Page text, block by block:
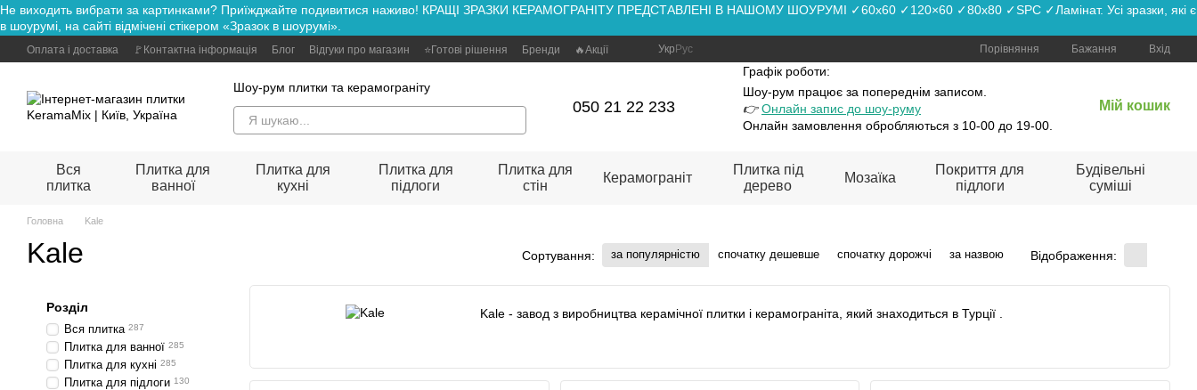
Перейти до основного контенту
Не виходить вибрати за картинками? Приїжджайте подивитися наживо! КРАЩІ ЗРАЗКИ КЕРАМОГРАНІТУ ПРЕДСТАВЛЕНІ В НАШОМУ ШОУРУМІ ✓60x60 ✓120×60 ✓80x80 ✓SPC ✓Ламінат. Усі зразки, які є
в шоурумі, на сайті відмічені стікером «Зразок в шоурумі».
Оплата і доставка 🚩Контактна інформація Блог Відгуки про магазин ⭐Готові рішення Бренди 🔥Акції Укр Рус Порівняння Бажання Вхід
Шоу-рум плитки та керамограніту
050 21 22 233
Графік роботи:
Шоу-рум працюєза попереднім записом.
👉Онлайн запис до шоу-руму
Онлайн замовлення обробляються з 10-00 до 19-00.
Мій кошик
Вся
плитка
Плитка для
ванної
Плитка для
кухні
Плитка для
підлоги
Плитка для
стін
Керамограніт
Плитка під
дерево
Мозаїка
Покриття для
підлоги
Будівельні
суміші
Головна Kale
Kale Сортування: за популярністю спочатку дешевше спочатку дорожчі за назвою Відображення:
Kale - завод з виробництва керамічної плитки і керамограніта, який знаходиться в Турції .
Розділ
Вся плитка 287
Плитка для ванної 285
Плитка для кухні 285
Плитка для підлоги 130